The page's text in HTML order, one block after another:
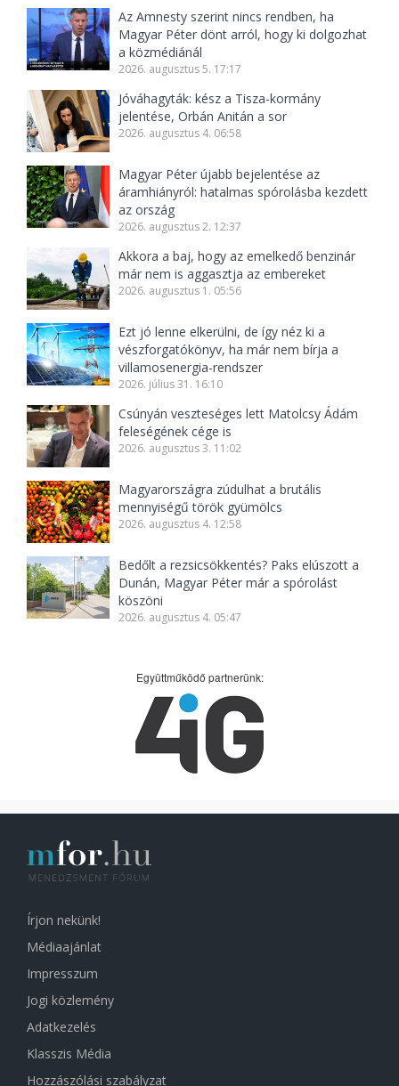
Az Amnesty szerint nincs rendben, ha
Magyar Péter dönt arról, hogy ki dolgozhat
a közmédiánál
2026. augusztus 5. 17:17
Jóváhagyták: kész a Tisza-kormány
jelentése, Orbán Anitán a sor
2026. augusztus 4. 06:58
Magyar Péter újabb bejelentése az
áramhiányról: hatalmas spórolásba kezdett
az ország
2026. augusztus 2. 12:37
Akkora a baj, hogy az emelkedő benzinár
már nem is aggasztja az embereket
2026. augusztus 1. 05:56
Ezt jó lenne elkerülni, de így néz ki a
vészforgatókönyv, ha már nem bírja a
villamosenergia-rendszer
2026. július 31. 16:10
Csúnyán veszteséges lett Matolcsy Ádám
feleségének cége is
2026. augusztus 3. 11:02
Magyarországra zúdulhat a brutális
mennyiségű török gyümölcs
2026. augusztus 4. 12:58
Bedőlt a rezsicsökkentés? Paks elúszott a
Dunán, Magyar Péter már a spórolást
köszöni
2026. augusztus 4. 05:47
Együttműködő partnerünk:
Írjon nekünk!
Médiaajánlat
Impresszum
Jogi közlemény
Adatkezelés
Klasszis Média
Hozzászólási szabályzat